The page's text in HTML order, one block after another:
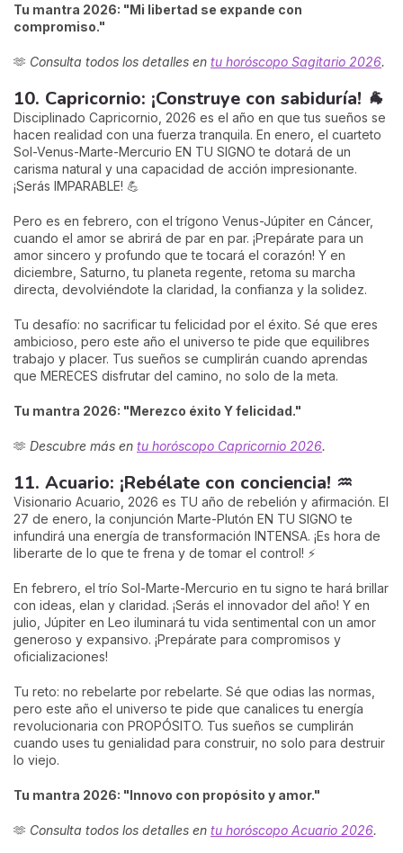
Tu mantra 2026: "Mi libertad se expande con
compromiso."
🫶 Consulta todos los detalles en tu horóscopo Sagitario 2026.
10. Capricornio: ¡Construye con sabiduría! 🐐
Disciplinado Capricornio, 2026 es el año en que tus sueños se
hacen realidad con una fuerza tranquila. En enero, el cuarteto
Sol-Venus-Marte-Mercurio EN TU SIGNO te dotará de un
carisma natural y una capacidad de acción impresionante.
¡Serás IMPARABLE! 💪
Pero es en febrero, con el trígono Venus-Júpiter en Cáncer,
cuando el amor se abrirá de par en par. ¡Prepárate para un
amor sincero y profundo que te tocará el corazón! Y en
diciembre, Saturno, tu planeta regente, retoma su marcha
directa, devolviéndote la claridad, la confianza y la solidez.
Tu desafío: no sacrificar tu felicidad por el éxito. Sé que eres
ambicioso, pero este año el universo te pide que equilibres
trabajo y placer. Tus sueños se cumplirán cuando aprendas
que MERECES disfrutar del camino, no solo de la meta.
Tu mantra 2026: "Merezco éxito Y felicidad."
🫶 Descubre más en tu horóscopo Capricornio 2026.
11. Acuario: ¡Rebélate con conciencia! ♒
Visionario Acuario, 2026 es TU año de rebelión y afirmación. El
27 de enero, la conjunción Marte-Plutón EN TU SIGNO te
infundirá una energía de transformación INTENSA. ¡Es hora de
liberarte de lo que te frena y de tomar el control! ⚡
En febrero, el trío Sol-Marte-Mercurio en tu signo te hará brillar
con ideas, elan y claridad. ¡Serás el innovador del año! Y en
julio, Júpiter en Leo iluminará tu vida sentimental con un amor
generoso y expansivo. ¡Prepárate para compromisos y
oficializaciones!
Tu reto: no rebelarte por rebelarte. Sé que odias las normas,
pero este año el universo te pide que canalices tu energía
revolucionaria con PROPÓSITO. Tus sueños se cumplirán
cuando uses tu genialidad para construir, no solo para destruir
lo viejo.
Tu mantra 2026: "Innovo con propósito y amor."
🫶 Consulta todos los detalles en tu horóscopo Acuario 2026.